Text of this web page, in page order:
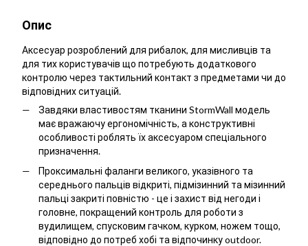
Опис
Аксесуар розроблений для рибалок, для мисливців та
для тих користувачів що потребують додаткового
контролю через тактильний контакт з предметами чи до
відповідних ситуацій.
Завдяки властивостям тканини StormWall модель
має вражаючу ергономічність, а конструктивні
особливості роблять їх аксесуаром спеціального
призначення.
Проксимальні фаланги великого, указівного та
середнього пальців відкриті, підмізинний та мізинний
пальці закриті повністю - це і захист від негоди і
головне, покращений контроль для роботи з
вудилищем, спусковим гачком, курком, ножем тощо,
відповідно до потреб хобі та відпочинку outdoor.